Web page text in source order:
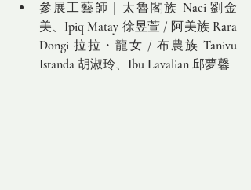
參展工藝師｜太魯閣族 Naci 劉金
美、Ipiq Matay 徐昱萱 / 阿美族 Rara
Dongi 拉拉・龍女 / 布農族 Tanivu
Istanda 胡淑玲、Ibu Lavalian 邱夢馨